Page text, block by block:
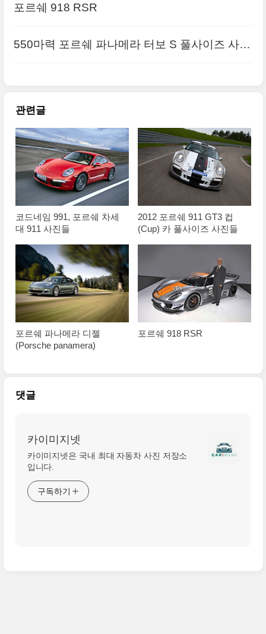
포르쉐 918 RSR
550마력 포르쉐 파나메라 터보 S 풀사이즈 사진
관련글
코드네임 991, 포르쉐 차세
대 911 사진들
2012 포르쉐 911 GT3 컵
(Cup) 카 풀사이즈 사진들
포르쉐 파나메라 디젤
(Porsche panamera)
포르쉐 918 RSR
댓글
카이미지넷
카이미지넷은 국내 최대 자동차 사진 저장소
입니다.
구독하기